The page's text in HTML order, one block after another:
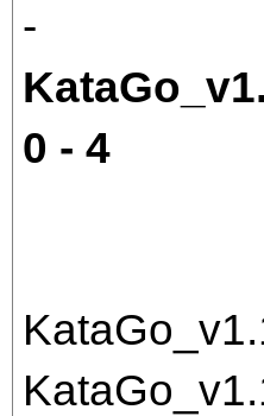
-
0 - 4